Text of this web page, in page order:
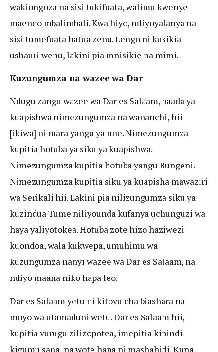
wakiongoza na sisi tukifuata, walimu kwenye
maeneo mbalimbali. Kwa hiyo, mliyoyafanya na
sisi tumefuata hatua zenu. Lengo ni kusikia
ushauri wenu, lakini pia mnisikie na mimi.
Kuzungumza na wazee wa Dar
Ndugu zangu wazee wa Dar es Salaam, baada ya
kuapishwa nimezungumza na wananchi, hii
[ikiwa] ni mara yangu ya nne. Nimezungumza
kupitia hotuba ya siku ya kuapishwa.
Nimezungumza kupitia hotuba yangu Bungeni.
Nimezungumza kupitia siku ya kuapisha mawaziri
wa Serikali hii. Lakini pia nilizungumza siku ya
kuzindua Tume niliyounda kufanya uchunguzi wa
haya yaliyotokea. Hotuba zote hizo haziwezi
kuondoa, wala kukwepa, umuhimu wa
kuzungumza nanyi wazee wa Dar es Salaam, na
ndiyo maana niko hapa leo.
Dar es Salaam yetu ni kitovu cha biashara na
moyo wa utamaduni wetu. Dar es Salaam hii,
kupitia vurugu zilizopotea, imepitia kipindi
kigumu sana, na wote hapa ni mashahidi. Kuna